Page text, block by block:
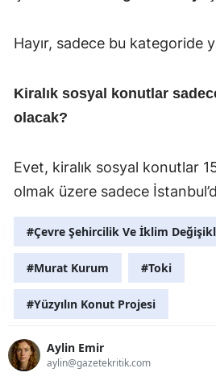
Hayır, sadece bu kategoride
Kiralık sosyal konutlar
olacak?
Evet, kiralık sosyal konutlar
olmak üzere sadece
#Çevre Şehircilik Ve İklim
#Murat Kurum #Toki
#Yüzyılın Konut Projesi
Aylin Emir
aylin@gazetekritik.com